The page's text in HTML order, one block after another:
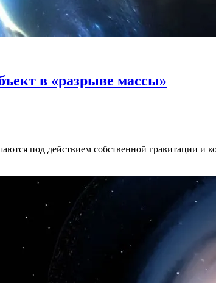
в «разрыве массы»
под действием собственной гравитации